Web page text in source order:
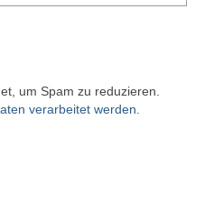
um Spam zu reduzieren.
verarbeitet werden.